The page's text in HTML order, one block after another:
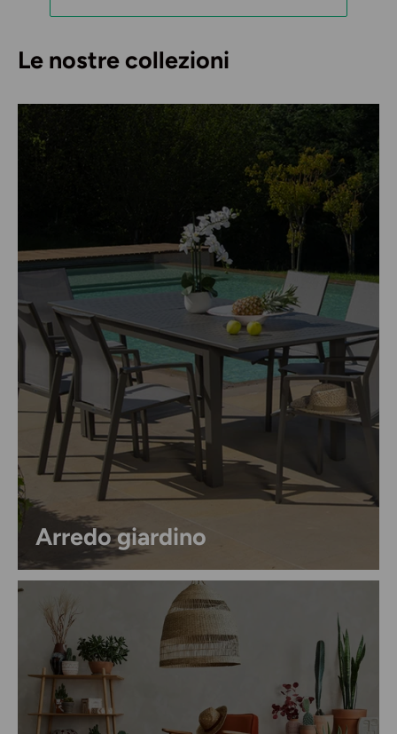
Le nostre collezioni
Arredo giardino